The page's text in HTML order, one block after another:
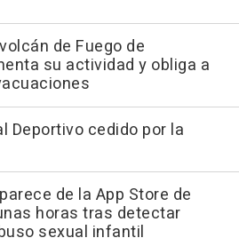
de Fuego de
su actividad y obliga a
Deportivo cedido por la
de la App Store de
horas tras detectar
sexual infantil